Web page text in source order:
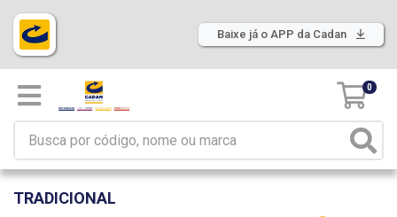
Baixe já o APP da Cadan
0
TRADICIONAL